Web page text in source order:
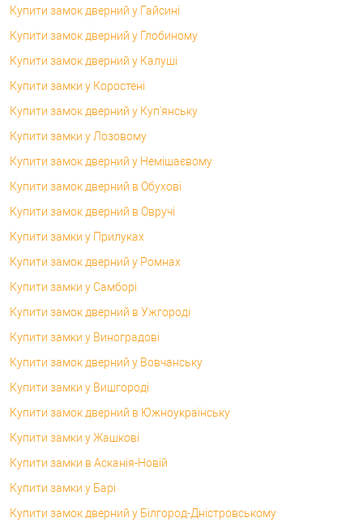
Купити замок дверний у Гайсині
Купити замок дверний у Глобиному
Купити замок дверний у Калуші
Купити замки у Коростені
Купити замок дверний у Куп'янську
Купити замки у Лозовому
Купити замок дверний у Немішаєвому
Купити замок дверний в Обухові
Купити замок дверний в Овручі
Купити замки у Прилуках
Купити замок дверний у Ромнах
Купити замки у Самборі
Купити замок дверний в Ужгороді
Купити замки у Виноградові
Купити замок дверний у Вовчанську
Купити замки у Вишгороді
Купити замок дверний в Южноукраїнську
Купити замки у Жашкові
Купити замки в Асканія-Новій
Купити замки у Барі
Купити замок дверний у Білгород-Дністровському